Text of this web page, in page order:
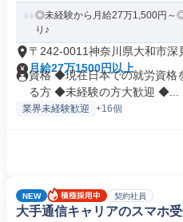
◎未経験から月給27万1,500円～
り♪
〒242-0011神奈川県大和市深
月給27万1500円以上
資格 ◆現在日本での就労資格
る方 ◆未経験の方大歓迎 ◆...
業界未経験歓迎 +16個
NEW 契約社員
大手通信キャリアのスマホ